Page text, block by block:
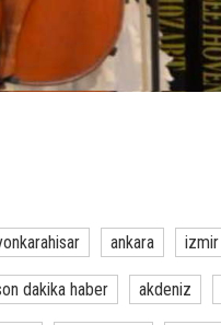
ankara izmir
dakika haber akdeniz